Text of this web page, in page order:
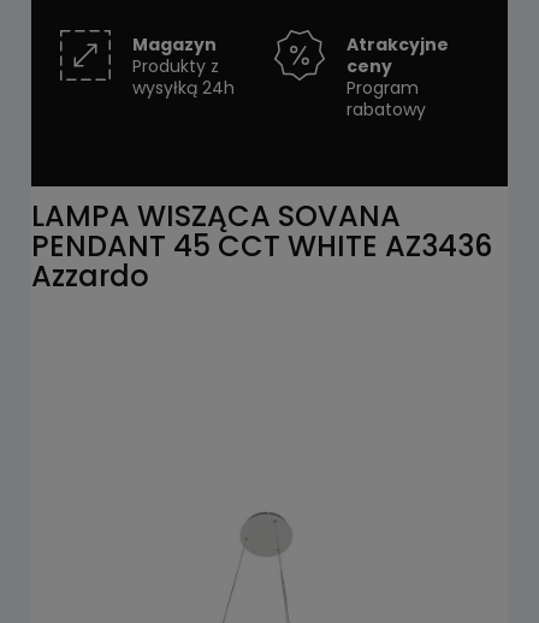
Magazyn
Produkty z
wysyłką 24h
Atrakcyjne
ceny
Program
rabatowy
LAMPA WISZĄCA SOVANA
PENDANT 45 CCT WHITE AZ3436
Azzardo